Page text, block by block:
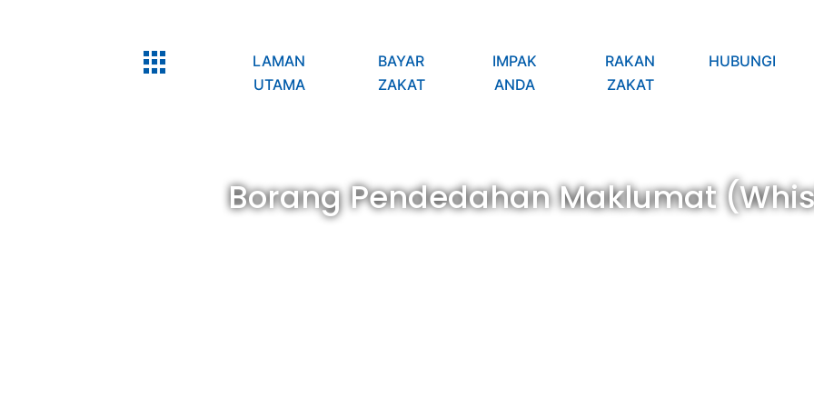
LAMAN
UTAMA
BAYAR
ZAKAT
IMPAK
ANDA
RAKAN
ZAKAT
HUBUNGI
Borang Pendedahan Maklumat